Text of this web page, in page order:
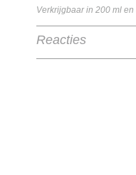
Verkrijgbaar in 200 ml en
Reacties